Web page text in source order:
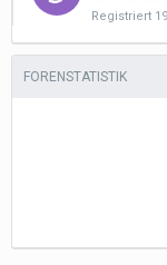
Registriert
FORENSTATISTIK